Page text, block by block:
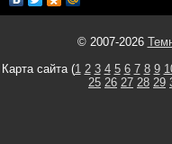
© 2007-2026
Карта сайта (1 2 3 4 5 6 7 8 9
25 26 27 28 29